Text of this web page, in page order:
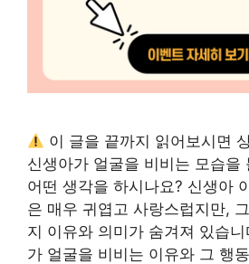
이 글을 끝까지 읽어보시면
신생아가 얼굴을 비비는 모습을
어떤 생각을 하시나요? 신생아
은 매우 귀엽고 사랑스럽지만,
지 이유와 의미가 숨겨져 있습
가 얼굴을 비비는 이유와 그 행